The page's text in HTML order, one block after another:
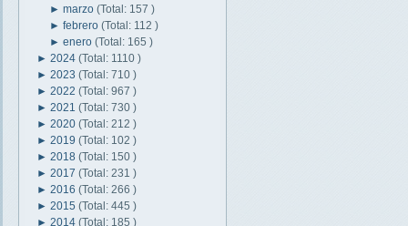
►marzo(Total: 157 )
►febrero(Total: 112 )
►enero(Total: 165 )
► 2024 (Total: 1110 )
► 2023 (Total: 710 )
► 2022 (Total: 967 )
► 2021 (Total: 730 )
► 2020 (Total: 212 )
► 2019 (Total: 102 )
► 2018 (Total: 150 )
► 2017 (Total: 231 )
► 2016 (Total: 266 )
► 2015 (Total: 445 )
► 2014 (Total: 185 )